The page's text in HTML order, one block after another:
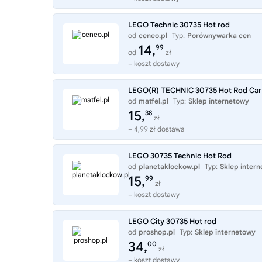
LEGO Technic 30735 Hot rod
od ceneo.pl Typ: Porównywarka cen
od 14,99
zł
+ koszt dostawy
LEGO(R) TECHNIC 30735 Hot Rod Car
od matfel.pl Typ: Sklep internetowy
15,38
zł
+ 4,99 zł dostawa
LEGO 30735 Technic Hot Rod
od planetaklockow.pl Typ: Sklep
15,99
zł
+ koszt dostawy
LEGO City 30735 Hot rod
od proshop.pl Typ: Sklep internetowy
34,00
zł
+ koszt dostawy